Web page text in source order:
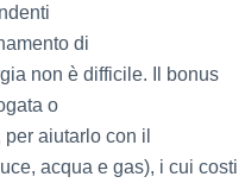
di
non è difficile. Il bonus
o
aiutarlo con il
acqua e gas), i cui costi